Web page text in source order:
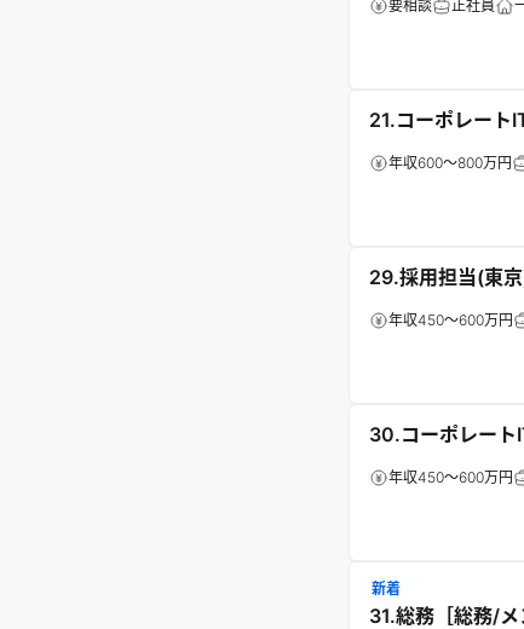
要相談 正社員
21.コーポレート
年収600～800万円
29.採用担当(東
年収450～600万円
30.コーポレート
年収450～600万円
新着
31.総務［総務/メ